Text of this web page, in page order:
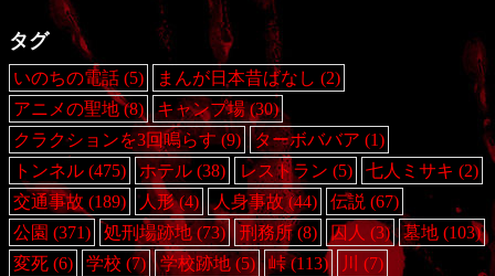
タグ
いのちの電話 (5) まんが日本昔ばなし (2)
アニメの聖地(8) キャンプ場(30)
クラクションを3回鳴らす (9) ターボババア (1)
トンネル (475) ホテル (38) レストラン (5) 七人ミサキ (2)
交通事故 (189) 人形(4) 人身事故(44) 伝説 (67)
公園 (371) 処刑場跡地 (73) 刑務所(8) 囚人 (3) 墓地(103)
変死 (6) 学校 (7) 学校跡地(5) 峠(113) 川
(7)